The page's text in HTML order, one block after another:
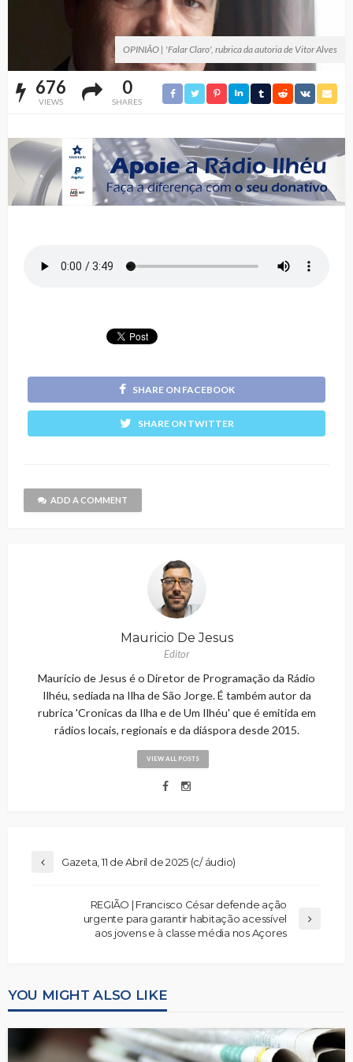
OPINIÃO | 'Falar Claro', rubrica da autoria de Vitor Alves
676
VIEWS
0
SHARES
SHARE ON FACEBOOK
SHARE ON TWITTER
ADD A COMMENT
Mauricio De Jesus
Editor
Maurício de Jesus é o Diretor de Programação da Rádio
Ilhéu, sediada na Ilha de São Jorge. É também autor da
rubrica 'Cronicas da Ilha e de Um Ilhéu' que é emitida em
rádios locais, regionais e da diáspora desde 2015.
VIEW ALL POSTS
Gazeta, 11 de Abril de 2025 (c/ áudio)
REGIÃO | Francisco César defende ação
urgente para garantir habitação acessível
aos jovens e à classe média nos Açores
YOU MIGHT ALSO LIKE